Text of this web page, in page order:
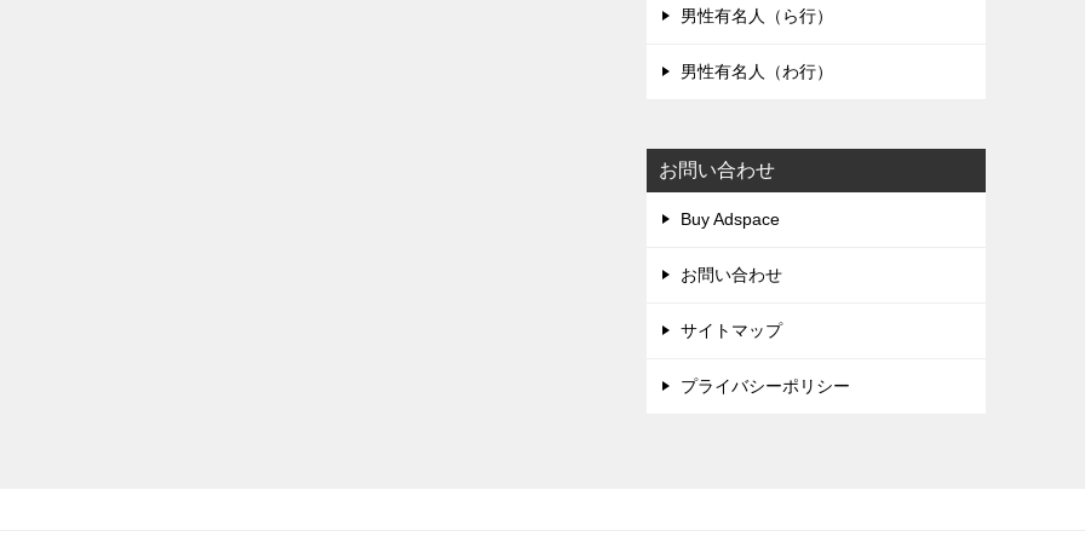
男性有名人（ら行）
男性有名人（わ行）
お問い合わせ
Buy Adspace
お問い合わせ
サイトマップ
プライバシーポリシー